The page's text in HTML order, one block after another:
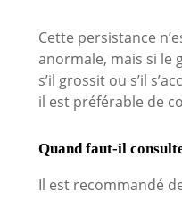
Cette persistance
anormale, mais si le
s’il grossit ou s’il
il est préférable de
Quand faut-il
Il est recommandé